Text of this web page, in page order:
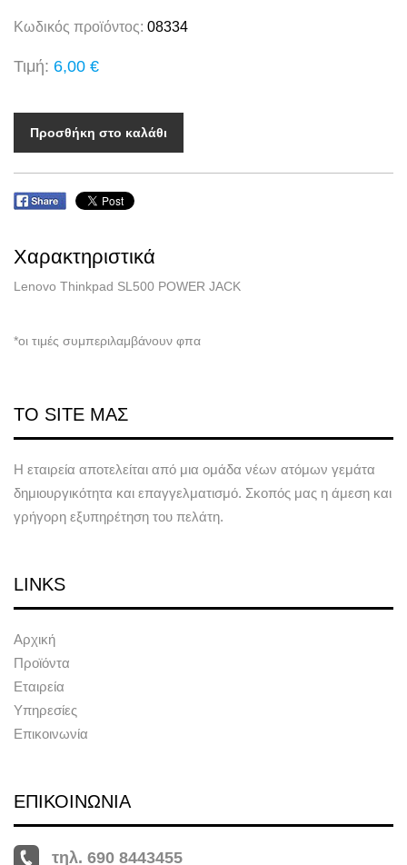
Κωδικός προϊόντος: 08334
Τιμή: 6,00 €
Προσθήκη στο καλάθι
Χαρακτηριστικά
Lenovo Thinkpad SL500 POWER JACK
*οι τιμές συμπεριλαμβάνουν φπα
ΤΟ SITE ΜΑΣ
Η εταιρεία αποτελείται από μια ομάδα νέων ατόμων γεμάτα
δημιουργικότητα και επαγγελματισμό. Σκοπός μας η άμεση και
γρήγορη εξυπηρέτηση του πελάτη.
LINKS
Αρχική
Προϊόντα
Εταιρεία
Υπηρεσίες
Επικοινωνία
ΕΠΙΚΟΙΝΩΝΙΑ
τηλ. 690 8443455